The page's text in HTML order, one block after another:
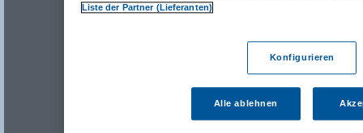
Liste der Partner (Lieferanten)
Konfigurieren
Alle ablehnen